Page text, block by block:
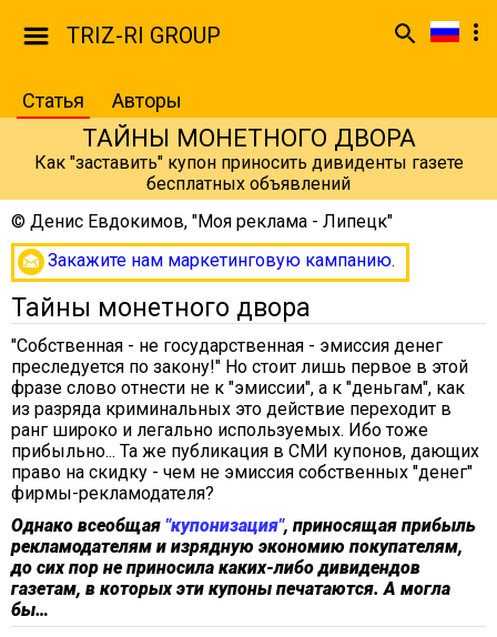
TRIZ-RI GROUP
Статья Авторы
ТАЙНЫ МОНЕТНОГО ДВОРА
Как "заставить" купон приносить дивиденты газете
бесплатных объявлений
© Денис Евдокимов, "Моя реклама - Липецк"
Закажите нам маркетинговую кампанию.
Тайны монетного двора
"Собственная - не государственная - эмиссия денег
преследуется по закону!" Но стоит лишь первое в этой
фразе слово отнести не к "эмиссии", а к "деньгам", как
из разряда криминальных это действие переходит в
ранг широко и легально используемых. Ибо тоже
прибыльно... Та же публикация в СМИ купонов, дающих
право на скидку - чем не эмиссия собственных "денег"
фирмы-рекламодателя?
Однако всеобщая "купонизация", приносящая прибыль
рекламодателям и изрядную экономию покупателям,
до сих пор не приносила каких-либо дивидендов
газетам, в которых эти купоны печатаются. А могла
бы…